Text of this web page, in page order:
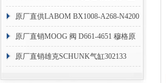
供
原厂直供LABOM BX1008-A268-N4200
原厂直销MOOG 阀 D661-4651 穆格原
厂D661
原厂直销雄克SCHUNK气缸302133